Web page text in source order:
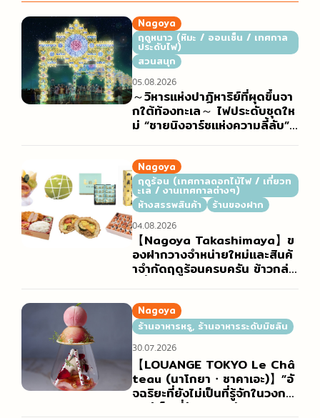
Nagoya
ฤดูหนาว (หิมะ / ออนเซ็น / เทศกาล
ประดับไฟ)
สวนสนุก
～วิหารแห่งปาฏิหาริย์ที่ผุดขึ้นจา
กใต้ท้องทะเล～ ไฟประดับชุดให
ม่ “ชายนิงอาร์ชแห่งความลี้ลับ”
05.08.2026
Nagoya
ฤดูร้อน (เทศกาลดอกไม้ไฟ / เที่ยวท
ะเล / งานเทศกาลต่างๆ)
ห้างสรรพสินค้า
ร้านของฝาก
【Nagoya Takashimaya】ข
องฝากวางจำหน่ายใหม่และสินค้
าจำกัดฤดูร้อนครบครัน ข้าวกล่อ
จำหน่ายของอร่อยชั้นใต้ดินห้าง
(เดปาจิกะ) ฤดูร้อน ในช่วงเทศก
าลโอบ้ง”
04.08.2026
Nagoya
ร้านอาหารหรู, ร้านอาหารระดับมิชลิน
【LOUANGE TOKYO Le Châ
teau (นาโกยา・ซาคาเอะ)】”อั
จฉริยะที่ยังไม่เป็นที่รู้จักในวงกว้า
ง” ผู้เป็นที่รักของเหล่า Foodie เ
30.07.2026